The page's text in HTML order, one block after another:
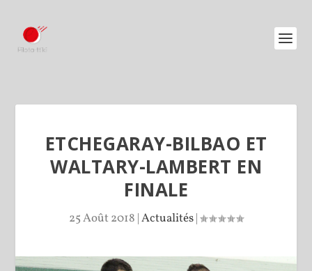
ETCHEGARAY-BILBAO ET
WALTARY-LAMBERT EN
FINALE
25 Août 2018 |Actualités|